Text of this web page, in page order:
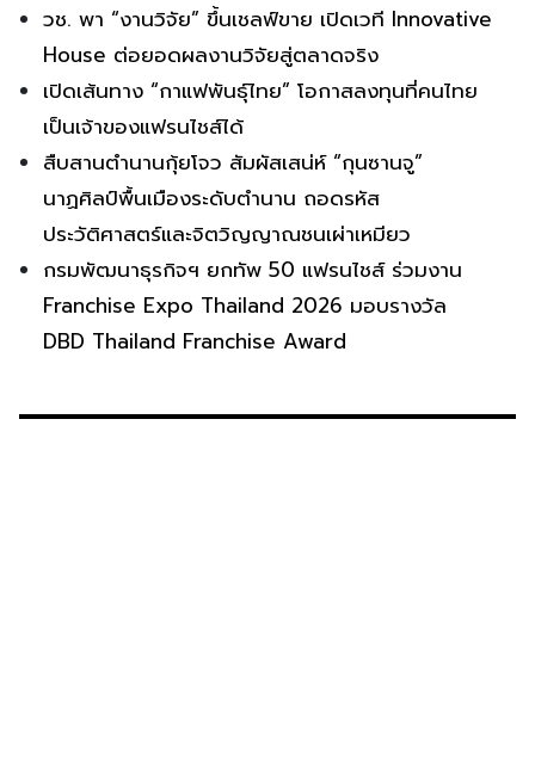
วช. พา “งานวิจัย” ขึ้นเชลฟ์ขาย เปิดเวที Innovative
House ต่อยอดผลงานวิจัยสู่ตลาดจริง
เปิดเส้นทาง “กาแฟพันธุ์ไทย” โอกาสลงทุนที่คนไทย
เป็นเจ้าของแฟรนไชส์ได้
สืบสานตำนานกุ้ยโจว สัมผัสเสน่ห์ “กุนซานจู”
นาฏศิลป์พื้นเมืองระดับตำนาน ถอดรหัส
ประวัติศาสตร์และจิตวิญญาณชนเผ่าเหมียว
กรมพัฒนาธุรกิจฯ ยกทัพ 50 แฟรนไชส์ ร่วมงาน
Franchise Expo Thailand 2026 มอบรางวัล
DBD Thailand Franchise Award